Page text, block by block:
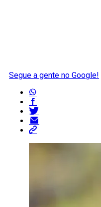
Segue a gente no Google!